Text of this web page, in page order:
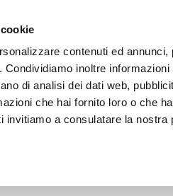
contenuti ed
inoltre
di analisi dei dati web,
che hai fornito loro o che
invitiamo a consulatare la
servite >
Garage Centrale Roma
or.rid. MAPPA
H. MAX 2,95 m